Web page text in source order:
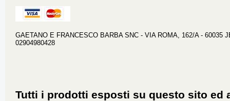
GAETANO E FRANCESCO BARBA SNC - VIA ROMA, 162/A - 60035
02904980428
Tutti i prodotti esposti su questo sito